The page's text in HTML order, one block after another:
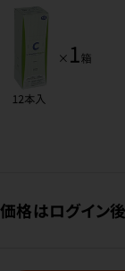
価格はログイン